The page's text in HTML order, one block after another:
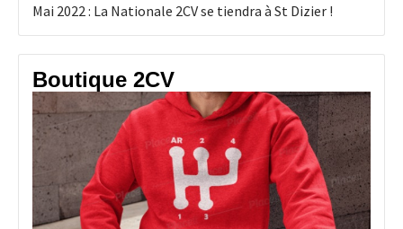
Mai 2022 : La Nationale 2CV se tiendra à St Dizier !
Boutique 2CV